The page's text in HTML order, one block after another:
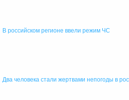
В российском регионе ввели режим ЧС
Два человека стали жертвами непогоды в